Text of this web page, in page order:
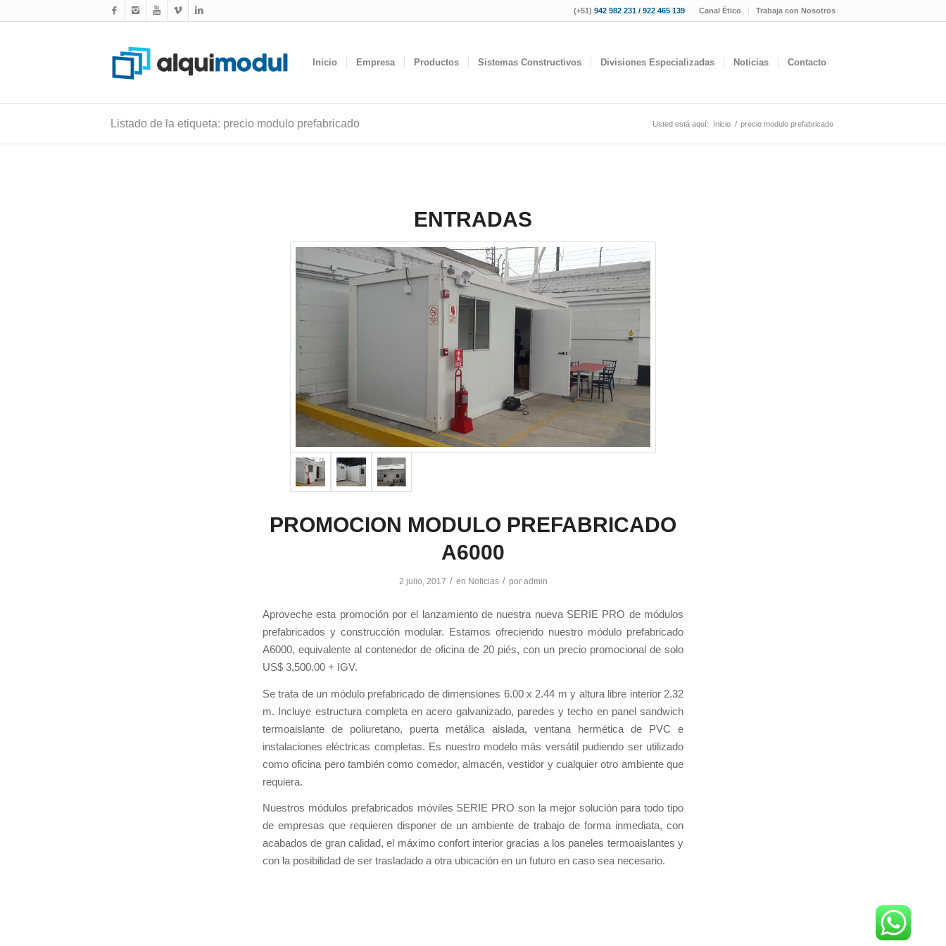
Canal Ético Trabaja con Nosotros
(+51) 942 982 231 / 922 465 139
Inicio Empresa Productos Sistemas Constructivos Divisiones Especializadas Noticias Contacto
Listado de la etiqueta: precio modulo prefabricado Usted está aquí: Inicio / precio modulo prefabricado
ENTRADAS
PROMOCION MODULO PREFABRICADO
A6000
2 julio, 2017 / en Noticias / por admin
Aproveche esta promoción por el lanzamiento de nuestra nueva SERIE PRO de módulos
prefabricados y construcción modular. Estamos ofreciendo nuestro módulo prefabricado
A6000, equivalente al contenedor de oficina de 20 piés, con un precio promocional de solo
US$ 3,500.00 + IGV.
Se trata de un módulo prefabricado de dimensiones 6.00 x 2.44 m y altura libre interior 2.32
m. Incluye estructura completa en acero galvanizado, paredes y techo en panel sandwich
termoaislante de poliuretano, puerta metálica aislada, ventana hermética de PVC e
instalaciones eléctricas completas. Es nuestro modelo más versátil pudiendo ser utilizado
como oficina pero también como comedor, almacén, vestidor y cualquier otro ambiente que
requiera.
Nuestros módulos prefabricados móviles SERIE PRO son la mejor solución para todo tipo
de empresas que requieren disponer de un ambiente de trabajo de forma inmediata, con
acabados de gran calidad, el máximo confort interior gracias a los paneles termoaislantes y
con la posibilidad de ser trasladado a otra ubicación en un futuro en caso sea necesario.